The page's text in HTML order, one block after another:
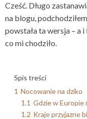
Cześć. Długo
na blogu,
powstała ta wersja – a
co mi chodziło.
Spis treści
1 Nocowanie na dziko
1.1 Gdzie w Europie
1.2 Kraje przyjazne